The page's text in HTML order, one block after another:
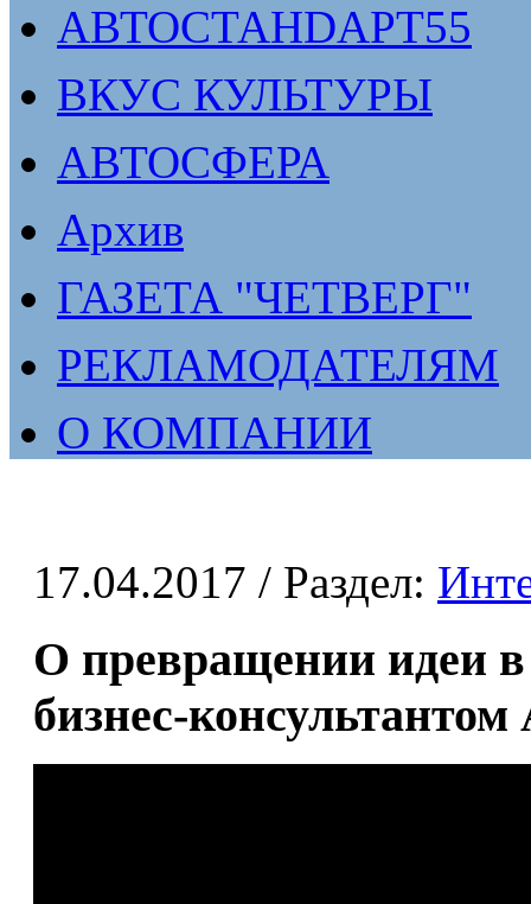
АВТОСТАНDАРТ55
ВКУС КУЛЬТУРЫ
АВТОСФЕРА
Архив
ГАЗЕТА "ЧЕТВЕРГ"
РЕКЛАМОДАТЕЛЯМ
О КОМПАНИИ
17.04.2017 / Раздел:
О превращении идеи
бизнес-